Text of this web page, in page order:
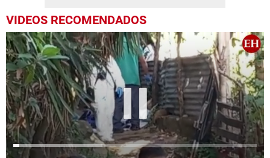
VIDEOS RECOMENDADOS